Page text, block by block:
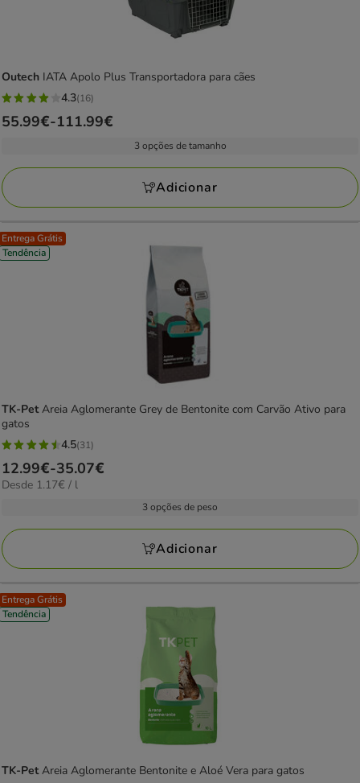
Outech IATA Apolo Plus Transportadora para cães
4.3
estrelas
16
avaliações
4.3(16)
Preço
a
111.99€
55.99€-111.99€
3 opções de tamanho
Adicionar
Entrega Grátis
Tendência
TK-PetAreia Aglomerante Grey de Bentonite com Carvão Ativo para
gatos
4.5
estrelas
com
avaliações
4.5(31)
Preço
de
35.07€
12.99€-35.07€
1.17€
Desde 1.17€ / l
3 opções de peso
Adicionar
Entrega Grátis
Tendência
TK-PetAreia Aglomerante Bentonite e Aloé Vera para gatos